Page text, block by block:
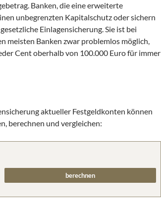
Banken, die eine erweiterte
unbegrenzten Kapitalschutz oder sichern
Einlagensicherung. Sie ist bei
meisten Banken zwar problemlos möglich,
Cent oberhalb von 100.000 Euro für immer
aktueller Festgeldkonten können
berechnen und vergleichen: